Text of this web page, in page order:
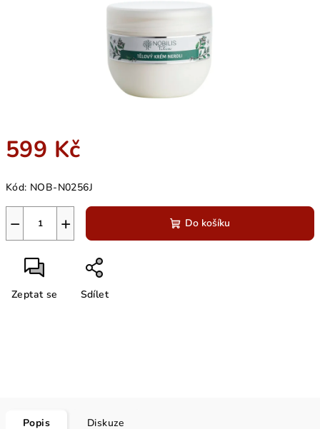
599 Kč
cena:
Kód: NOB-N0256J
+
− Do košíku
Zeptat se Sdílet
Popis Diskuze